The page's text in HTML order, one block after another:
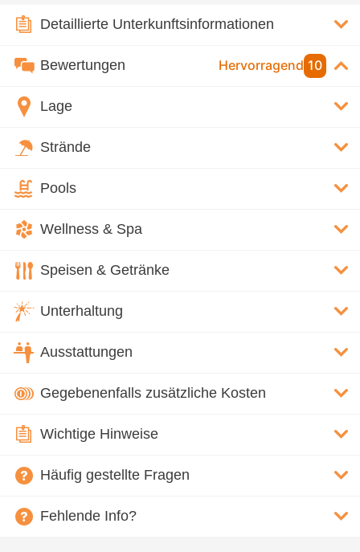
Detaillierte Unterkunftsinformationen
Bewertungen Hervorragend 10
Lage
Strände
Pools
Wellness & Spa
Speisen & Getränke
Unterhaltung
Ausstattungen
Gegebenenfalls zusätzliche Kosten
Wichtige Hinweise
Häufig gestellte Fragen
Fehlende Info?